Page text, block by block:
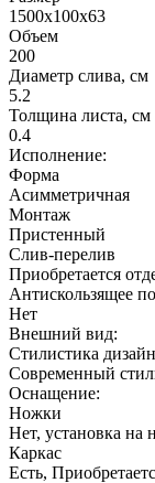
1500х100х63
Объем
200
Диаметр слива, см
5.2
Толщина листа, см
0.4
Исполнение:
Форма
Асимметричная
Монтаж
Пристенный
Слив-перелив
Приобретается
Антискользящее
Нет
Внешний вид:
Стилистика
Современный
Оснащение:
Ножки
Нет, установка на
Каркас
Есть,